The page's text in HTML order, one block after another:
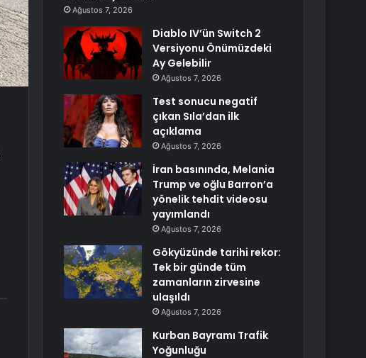
Ağustos 7, 2026
Diablo IV’ün Switch 2
Versiyonu Önümüzdeki
Ay Gelebilir
Ağustos 7, 2026
Test sonucu negatif
çıkan Sıla’dan ilk
açıklama
Ağustos 7, 2026
İran basınında, Melania
Trump ve oğlu Barron’a
yönelik tehdit videosu
yayımlandı
Ağustos 7, 2026
Gökyüzünde tarihi rekor:
Tek bir günde tüm
zamanların zirvesine
ulaşıldı
Ağustos 7, 2026
Kurban Bayramı Trafik
Yoğunluğu